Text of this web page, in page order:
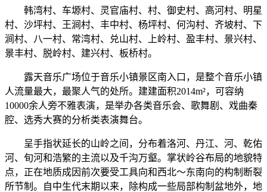
韩湾村、车塬村、灵官庙村、村、御史村、高河村、明星
村、沙坪村、王涧村、丰中村、杨坪村、何沟村、齐坡村、下
涧村、八一村、常湾村、兑山村、上岭村、盈丰村、景兴村、
景丰村、脱岭村、建兴村、板桥村。
露天音乐广场位于音乐小镇景区南入口，是整个音乐小镇
人流量最大，最聚人气的处所。建建面积2014m²，可容纳
10000余人旁不雅表演，是举办各类音乐会、歌舞剧、戏曲秦
腔、选秀大赛的分析类表演舞台。
呈手指状延长的山岭之间，分布着洛河、丹江、河、乾佑
河、旬河和浩繁的主流以及千沟万壑。掌状岭谷布局的地貌特
点，正在地质成因前次要受工具向和西北～东南向的构制断裂
所节制。自中生代末期以来，除构成一些局部构制盆地外，地